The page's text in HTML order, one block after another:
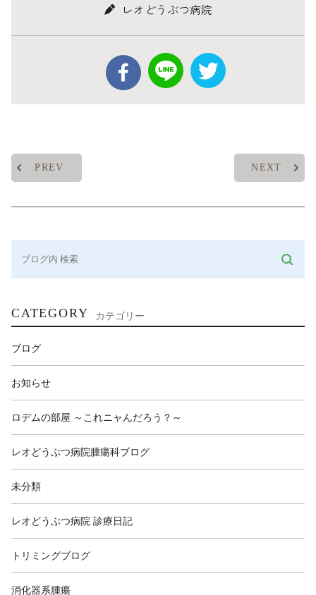
レオどうぶつ病院
PREV NEXT
CATEGORY カテゴリー
ブログ
お知らせ
ロデムの部屋 ～これニャんだろう？～
レオどうぶつ病院腫瘍科ブログ
未分類
レオどうぶつ病院 診療日記
トリミングブログ
消化器系腫瘍